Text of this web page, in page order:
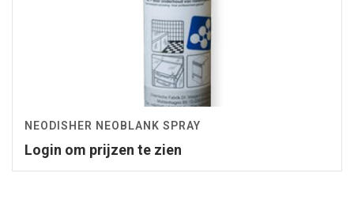
NEODISHER NEOBLANK SPRAY
Login om prijzen te zien